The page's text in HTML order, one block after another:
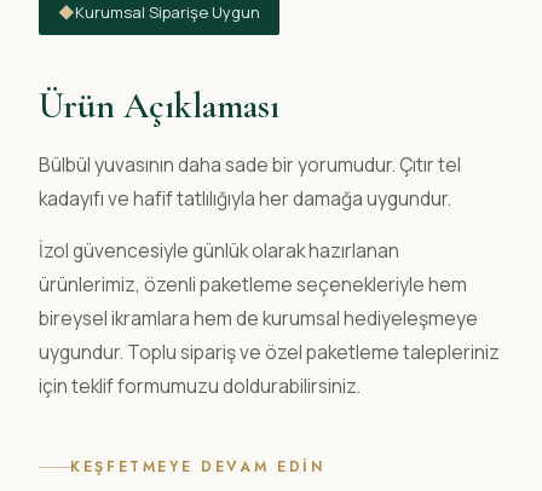
◆Kurumsal Siparişe Uygun
Ürün Açıklaması
Bülbül yuvasının daha sade bir yorumudur. Çıtır tel
kadayıfı ve hafif tatlılığıyla her damağa uygundur.
İzol güvencesiyle günlük olarak hazırlanan
ürünlerimiz, özenli paketleme seçenekleriyle hem
bireysel ikramlara hem de kurumsal hediyeleşmeye
uygundur. Toplu sipariş ve özel paketleme talepleriniz
için teklif formumuzu doldurabilirsiniz.
KEŞFETMEYE DEVAM EDIN